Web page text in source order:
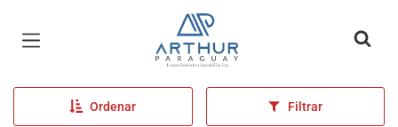
Página inicial
Ordenar Filtrar